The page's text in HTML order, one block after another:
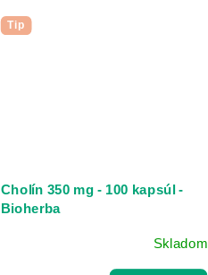
Tip
Cholín 350 mg - 100 kapsúl -
Bioherba
Skladom